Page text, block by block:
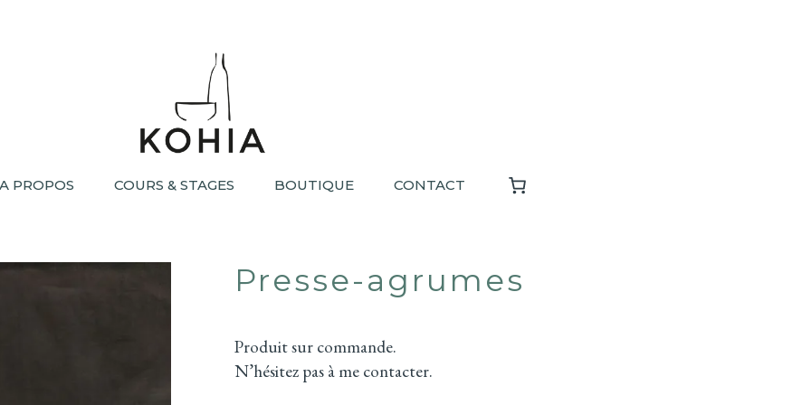
A PROPOS COURS & STAGES BOUTIQUE CONTACT
Presse-agrumes
Produit sur commande.
N’hésitez pas à me contacter.